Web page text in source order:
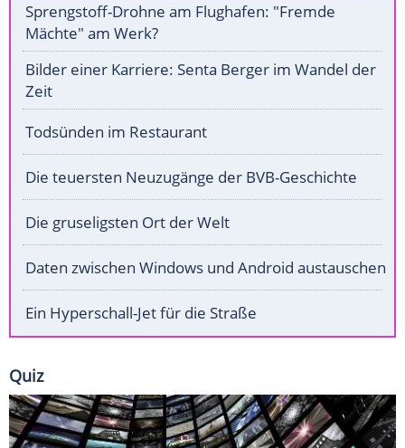
Sprengstoff-Drohne am Flughafen: "Fremde
Mächte" am Werk?
Bilder einer Karriere: Senta Berger im Wandel der
Zeit
Todsünden im Restaurant
Die teuersten Neuzugänge der BVB-Geschichte
Die gruseligsten Ort der Welt
Daten zwischen Windows und Android austauschen
Ein Hyperschall-Jet für die Straße
Quiz